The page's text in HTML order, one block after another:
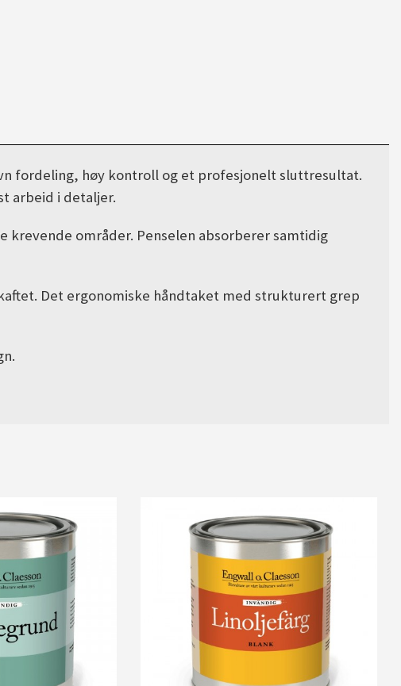
fordeling, høy kontroll og et profesjonelt sluttresultat.
arbeid i detaljer.
områder. Penselen absorberer samtidig
Det ergonomiske håndtaket med strukturert grep